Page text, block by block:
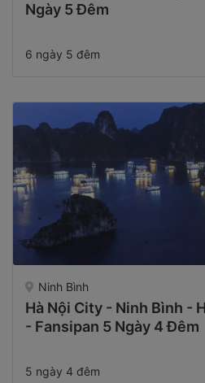
Ngày 5 Đêm
6 ngày 5 đêm
Ninh Bình
Hà Nội City - Ninh Bình -
- Fansipan 5 Ngày 4 Đêm
5 ngày 4 đêm